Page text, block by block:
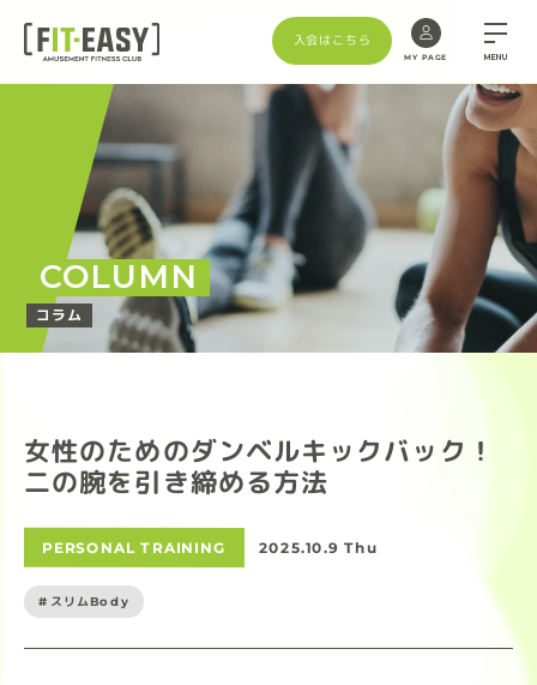
入会はこちら
MY PAGE MENU
COLUMN
コラム
女性のためのダンベルキックバック！
二の腕を引き締める方法
PERSONAL TRAINING 2025.10.9 Thu
#スリムBody